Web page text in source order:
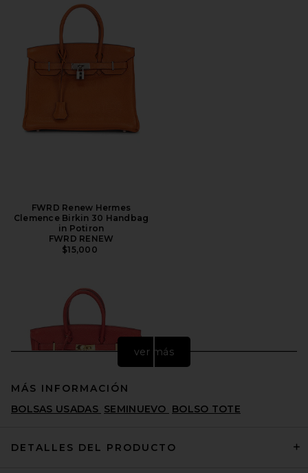
FWRD Renew Hermes
Clemence Birkin 30 Handbag
in Potiron
FWRD RENEW
$15,000
ver más
MÁS INFORMACIÓN
BOLSAS USADAS SEMINUEVO BOLSO TOTE
DETALLES DEL PRODUCTO